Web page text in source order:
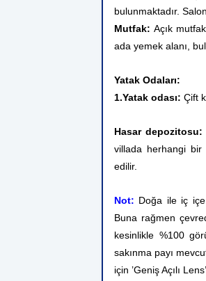
bulunmaktadır.
Mutfak: Açık
ada yemek alanı,
Yatak Odaları:
1.Yatak odası: Çift
Hasar depozitosu:
villada herhangi bir
edilir.
Not: Doğa ile iç içe
Buna rağmen
kesinlikle %100
sakınma payı
için ’Geniş Açılı